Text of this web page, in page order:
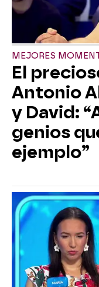
MEJORES
El
Antonio
y David:
genios
ejemplo”